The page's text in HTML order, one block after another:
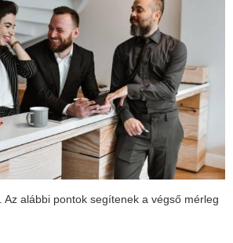
Az alábbi pontok segítenek a végső mérleg